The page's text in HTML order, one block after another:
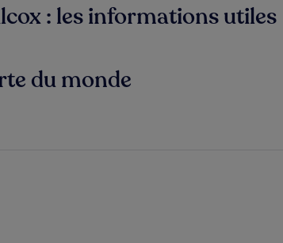
: les informations utiles
du monde